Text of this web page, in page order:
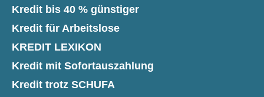
Kredit bis 40 % günstiger
Kredit für Arbeitslose
KREDIT LEXIKON
Kredit mit Sofortauszahlung
Kredit trotz SCHUFA